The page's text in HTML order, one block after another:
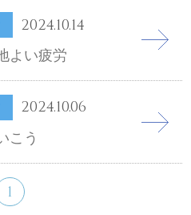
2024.10.14
よい疲労
2024.10.06
こう
1